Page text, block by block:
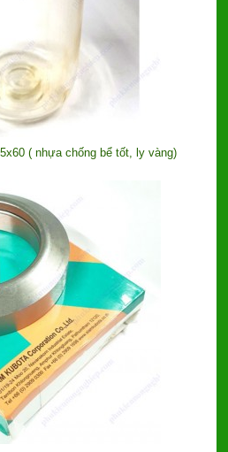
( nhựa chống bể tốt, ly vàng)